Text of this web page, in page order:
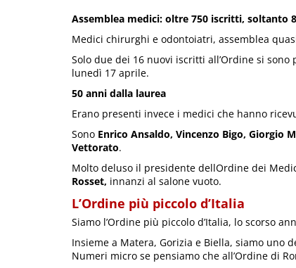
Assemblea medici: oltre 750 iscritti, soltanto
Medici chirurghi e odontoiatri, assemblea
Solo due dei 16 nuovi iscritti all’Ordine si
lunedì 17 aprile.
50 anni dalla laurea
Erano presenti invece i medici che hanno
Sono Enrico Ansaldo, Vincenzo Bigo, Giorgio
Vettorato.
Molto deluso il presidente dellOrdine dei
Rosset, innanzi al salone vuoto.
L’Ordine più piccolo d’Italia
Siamo l’Ordine più piccolo d’Italia, lo scorso
Insieme a Matera, Gorizia e Biella, siamo
Numeri micro se pensiamo che all’Ordine di